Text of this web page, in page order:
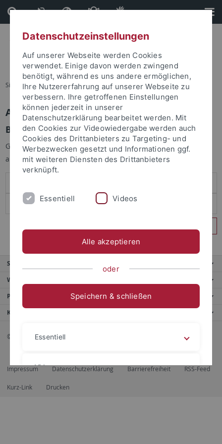
Direkt
zum
Inhalt
Direkt
zur
Fußleiste
Sie sind hier: Startseite
Anmelden
Benutzeranmeldung
Geben Sie Ihren Benutzernamen und Ihr Passwort an um sich
anzumelden:
Service
Weitere Angebote
Portale
Kontaktinfo
© 2026 Eberhard Karls Universität Tübingen, Tübingen
Impressum Datenschutzerklärung Barrierefreiheit RSS-Feed
Kurz-Link Drucken
Datenschutzeinstellungen
Auf unserer Webseite werden Cookies
verwendet. Einige davon werden zwingend
benötigt, während es uns andere ermöglichen,
Ihre Nutzererfahrung auf unserer Webseite zu
verbessern. Ihre getroffenen Einstellungen
können jederzeit in unserer
Datenschutzerklärung bearbeitet werden. Mit
den Cookies zur Videowiedergabe werden auch
Cookies des Drittanbieters zu Targeting- und
Werbezwecken gesetzt und Informationen ggf.
mit weiteren Diensten des Drittanbieters
verknüpft.
Essentiell Videos
Alle akzeptieren
oder
Speichern & schließen
Essentiell
Videos